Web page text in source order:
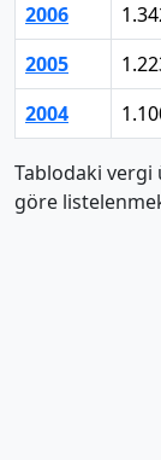
2006
2005
2004
Tablodaki vergi
göre